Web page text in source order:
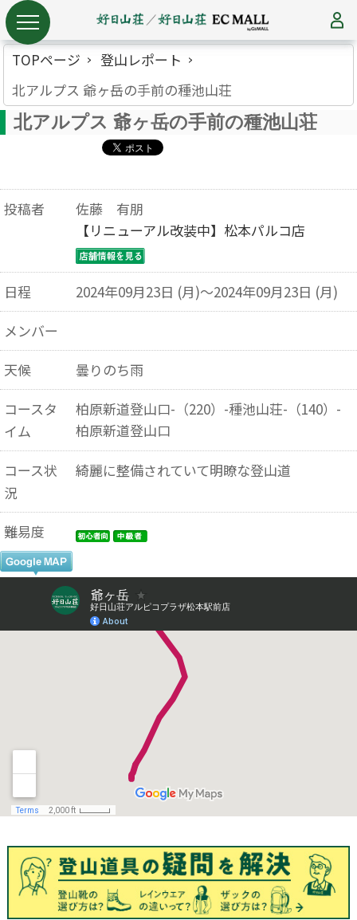
TOPページ
登山レポート
北アルプス 爺ヶ岳の手前の種池山荘
北アルプス 爺ヶ岳の手前の種池山荘
投稿者
佐藤 有朋
【リニューアル改装中】松本パルコ店
日程
2024年09月23日 (月)～2024年09月23日 (月)
メンバー
天候
曇りのち雨
コースタ
イム
柏原新道登山口-（220）-種池山荘-（140）-
柏原新道登山口
コース状
況
綺麗に整備されていて明瞭な登山道
難易度